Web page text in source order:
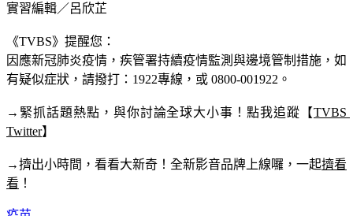
因應新冠肺炎疫情，疾管署持續疫情監測與邊境管制措施，
有疑似症狀，請撥打：1922專線，或 0800-001922。
Twitter】
看！